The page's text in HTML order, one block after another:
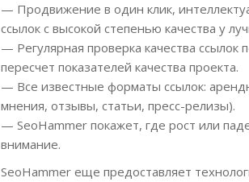
— Продвижение в один клик,
ссылок с высокой степенью качества у
— Регулярная проверка качества
пересчет показателей качества проекта.
— Все известные форматы ссылок:
мнения, отзывы, статьи, пресс-релизы).
— SeoHammer покажет, где рост или
внимание.
SeoHammer еще предоставляет